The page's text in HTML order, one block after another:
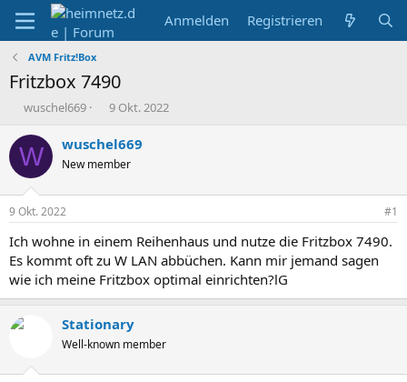
Anmelden Registrieren
AVM Fritz!Box
Fritzbox 7490
E
s
t
l
e
r
wuschel669
E
s
e
t
a
m
9 Okt. 2022
W wuschel669
New member
9 Okt. 2022 #1
Ich wohne in einem Reihenhaus und nutze die Fritzbox 7490.
Es kommt oft zu W LAN abbüchen. Kann mir jemand sagen
wie ich meine Fritzbox optimal einrichten?lG
Stationary
Well-known member